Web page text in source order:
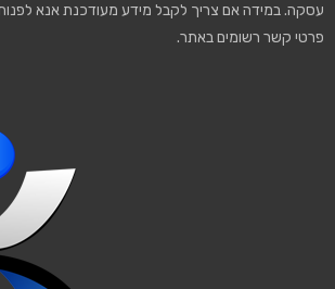
- Cookie Policy
עסקה. במידה אם צריך לקבל מידע מעודכנת אנא
פרטי קשר רשומים באתר.